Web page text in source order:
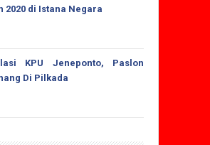
2020 di Istana Negara
KPU Jeneponto, Paslon
Di Pilkada